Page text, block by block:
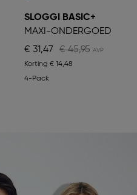
SLOGGI BASIC+
MAXI-ONDERGOED
€ 31,47
€ 45,95
Korting € 14,48
4-Pack